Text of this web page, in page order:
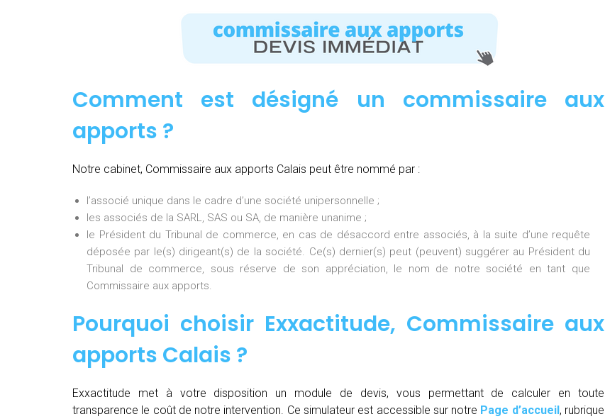
Comment est désigné un commissaire aux
apports ?
Notre cabinet, Commissaire aux apports Calais peut être nommé par :
l’associé unique dans le cadre d’une société unipersonnelle ;
les associés de la SARL, SAS ou SA, de manière unanime ;
le Président du Tribunal de commerce, en cas de désaccord entre associés, à la suite d’une requête
déposée par le(s) dirigeant(s) de la société. Ce(s) dernier(s) peut (peuvent) suggérer au Président du
Tribunal de commerce, sous réserve de son appréciation, le nom de notre société en tant que
Commissaire aux apports.
Pourquoi choisir Exxactitude, Commissaire aux
apports Calais ?
Exxactitude met à votre disposition un module de devis, vous permettant de calculer en toute
transparence le coût de notre intervention. Ce simulateur est accessible sur notre Page d’accueil, rubrique